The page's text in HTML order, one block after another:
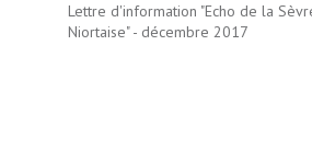
Lettre d'information "Echo de la
Niortaise" - décembre 2017